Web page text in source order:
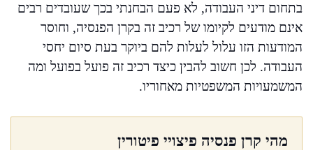
בתחום דיני העבודה, לא פעם הבחנתי בכך שעובדים רבים
אינם מודעים לקיומו של רכיב זה בקרן הפנסיה, וחוסר
המודעות הזו עלול לעלות להם ביוקר בעת סיום יחסי
העבודה. לכן חשוב להבין כיצד רכיב זה פועל בפועל ומה
המשמעויות המשפטיות מאחוריו.
מהי קרן פנסיה פיצויי פיטורין